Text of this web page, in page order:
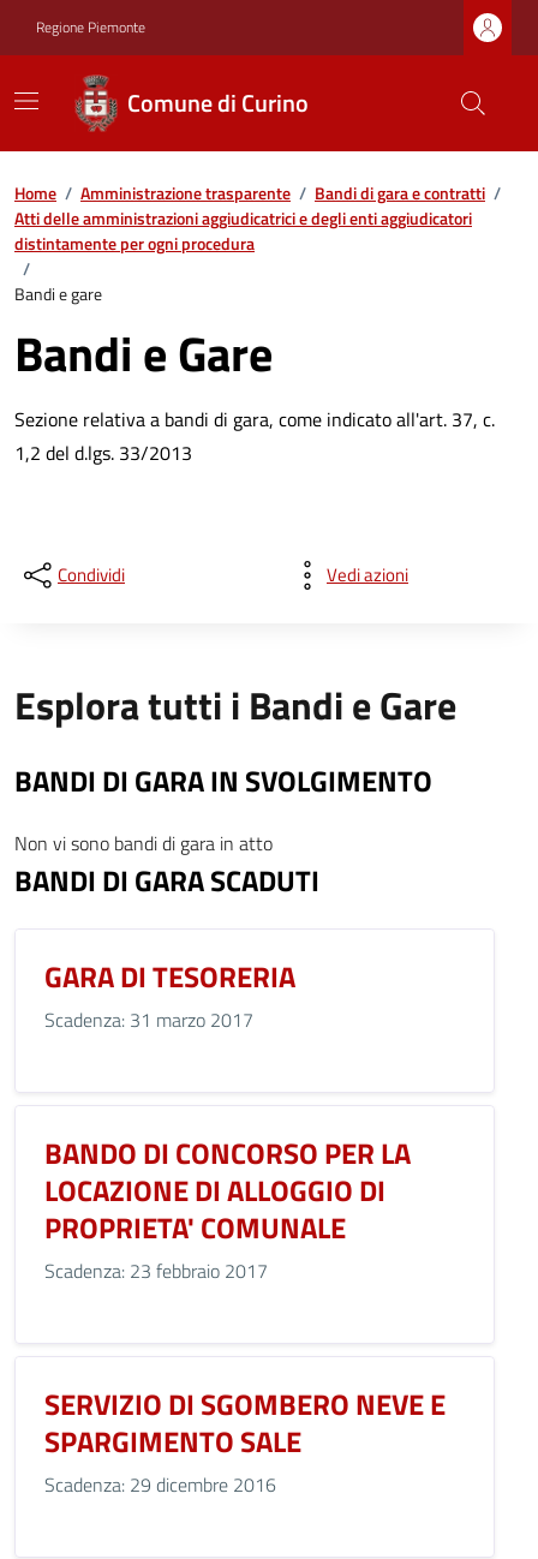
Regione Piemonte
Comune di Curino
Home / Amministrazione trasparente / Bandi di gara e contratti /
Atti delle amministrazioni aggiudicatrici e degli enti aggiudicatori
distintamente per ogni procedura
/
Bandi e gare
Bandi e Gare
Sezione relativa a bandi di gara, come indicato all'art. 37, c.
1,2 del d.lgs. 33/2013
Condividi Vedi azioni
Esplora tutti i Bandi e Gare
BANDI DI GARA IN SVOLGIMENTO
Non vi sono bandi di gara in atto
BANDI DI GARA SCADUTI
GARA DI TESORERIA
Scadenza: 31 marzo 2017
BANDO DI CONCORSO PER LA
LOCAZIONE DI ALLOGGIO DI
PROPRIETA' COMUNALE
Scadenza: 23 febbraio 2017
SERVIZIO DI SGOMBERO NEVE E
SPARGIMENTO SALE
Scadenza: 29 dicembre 2016